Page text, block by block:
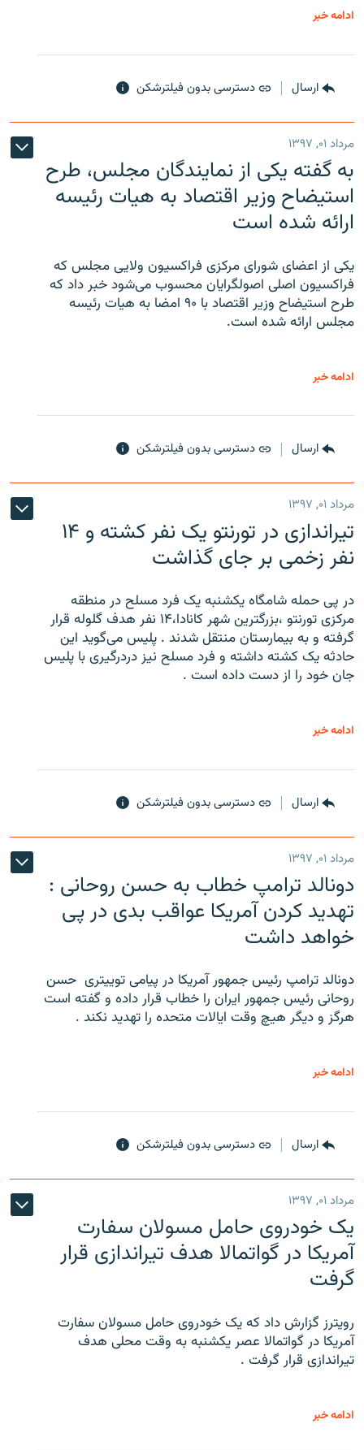
ادامه خبر
ارسال دسترسی بدون فیلترشکن
مرداد ۰۱, ۱۳۹۷
به گفته یکی از نمایندگان مجلس، طرح
استیضاح وزیر اقتصاد به هیات رئیسه
ارائه شده است
یکی از اعضای شورای مرکزی فراکسیون ولایی مجلس که
فراکسیون اصلی اصولگرایان محسوب می‌شود خبر داد که
طرح استیضاح وزیر اقتصاد با ۹۰ امضا به هیات رئیسه
مجلس ارائه شده است.
ادامه خبر
ارسال دسترسی بدون فیلترشکن
مرداد ۰۱, ۱۳۹۷
تیراندازی در تورنتو یک نفر کشته و ۱۴
نفر زخمی بر جای گذاشت
در پی حمله شامگاه یکشنبه یک فرد مسلح در منطقه
مرکزی تورنتو ،‌بزرگترین شهر کانادا،۱۴ نفر هدف گلوله قرار
گرفته و به بیمارستان منتقل شدند . پلیس می‌گوید این
حادثه یک کشته داشته و فرد مسلح نیز دردرگیری با پلیس
جان خود را از دست داده است .
ادامه خبر
ارسال دسترسی بدون فیلترشکن
مرداد ۰۱, ۱۳۹۷
دونالد ترامپ خطاب به حسن روحانی :
تهدید کردن آمریکا عواقب بدی در پی
خواهد داشت
دونالد ترامپ رئیس جمهور آمریکا در پیامی توییتری ‌ حسن
روحانی رئیس جمهور ایران را خطاب قرار داده و گفته است
هرگز و دیگر هیچ وقت ایالات متحده را تهدید نکند .
ادامه خبر
ارسال دسترسی بدون فیلترشکن
مرداد ۰۱, ۱۳۹۷
یک خودروی حامل مسولان سفارت
آمریکا در گواتمالا هدف تیراندازی قرار
گرفت
رویترز گزارش داد که یک خودروی حامل مسولان سفارت
آمریکا در گواتمالا عصر یکشنبه به وقت محلی هدف
تیراندازی قرار گرفت .
ادامه خبر